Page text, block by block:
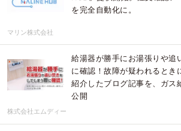
を完全自動化に。
マリン株式会社
給湯器が勝手にお湯張りや追
に確認！故障が疑われるとき
紹介したブログ記事を、ガス
公開
株式会社エムディー